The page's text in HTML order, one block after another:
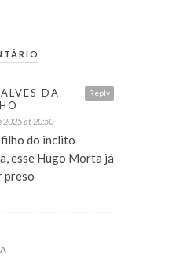
Reply
DA
2025 at 20:50
do inclito
esse Hugo Morta já
preso